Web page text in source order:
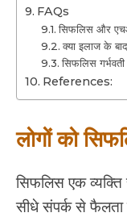
FAQs
सिफलिस और
क्या इलाज के
सिफलिस
References:
लोगों को
सिफलिस एक व्यक्ति
सीधे संपर्क से फैलता